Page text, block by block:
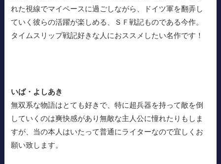
れた視線でマイペースに過ごしながら、ドイツ軍を翻弄し
ていく彼らの活躍が楽しめる、ＳＦ戦記ものである今作。
タイムスリップ戦記好きな人におススメしたい名作です！
いば・よしあき
無双系な物語はとても好きで、特に超兵器を持って敵を倒
していくのは爽快感があり無敵な主人公に憧れたりもしま
すが、当の本人はいたって普通にライターなので宜しくお
願い致します。